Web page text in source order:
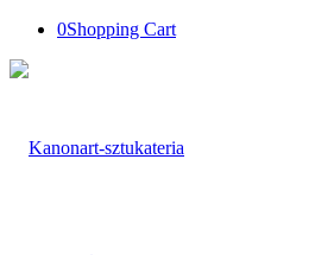
0Shopping Cart